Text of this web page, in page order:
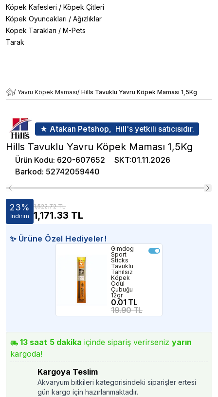
Köpek Kafesleri / Köpek Çitleri
Köpek Oyuncakları / Ağızlıklar
Köpek Tarakları / M-Pets
Tarak
/ Yavru Köpek Maması/ Hills Tavuklu Yavru Köpek Maması 1,5Kg
★ Atakan Petshop, Hill's yetkili satıcısıdır.
Hills Tavuklu Yavru Köpek Maması 1,5Kg
Ürün Kodu: 620-607652 SKT:01.11.2026
Barkod: 52742059440
23%
İndirim
1,522.72 TL
1,171.33 TL
✨ Ürüne Özel Hediyeler!
Gimdog
Sport
Sticks
Tavuklu
Tahılsız
Köpek
Ödül
Çubuğu
12gr
0.01 TL
19.90 TL
13 saat 5 dakika içinde sipariş verirseniz yarın
kargoda!
Kargoya Teslim
Akvaryum bitkileri kategorisindeki siparişler ertesi
gün kargo için hazırlanmaktadır.